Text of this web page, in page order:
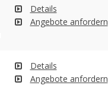
Details
Angebote anfordern
Details
Angebote anfordern